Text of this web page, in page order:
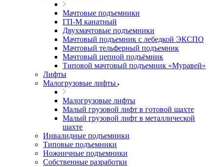
Мачтовые подъемники
ГП-М канатный
Двухмачтовые подъемники
Мачтовый подъемник с лебедкой ЭКСПО
Мачтовый тельферный подъемник
Мачтовый цепной подъёмник
Типовой мачтовый подъемник «Муравей»
Лифты
Малогрузовые лифты
Малогрузовые лифты
Малый грузовой лифт в готовой шахте
Малый грузовой лифт в металлической
шахте
Инвалидные подъемники
Типовые подъемники
Ножничные подъемники
Собственные разработки